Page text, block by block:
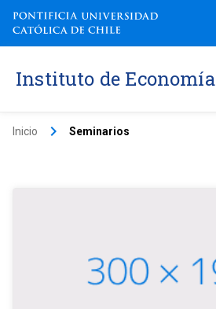
Instituto de Economía
Inicio keyboard_arrow_right Seminarios